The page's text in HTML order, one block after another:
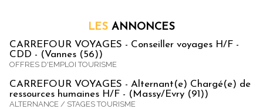
LES ANNONCES
CARREFOUR VOYAGES - Conseiller voyages H/F -
CDD - (Vannes (56))
OFFRES D'EMPLOI TOURISME
CARREFOUR VOYAGES - Alternant(e) Chargé(e) de
ressources humaines H/F - (Massy/Evry (91))
ALTERNANCE / STAGES TOURISME